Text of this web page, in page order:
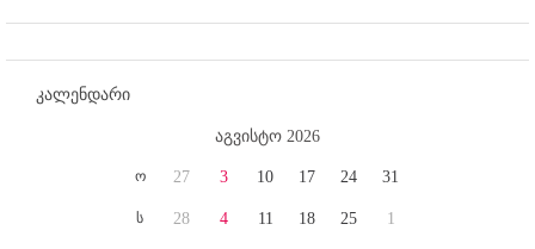
კალენდარი
აგვისტო 2026
ო
ს
27
28
3
4
10
11
17
18
24
25
31
1